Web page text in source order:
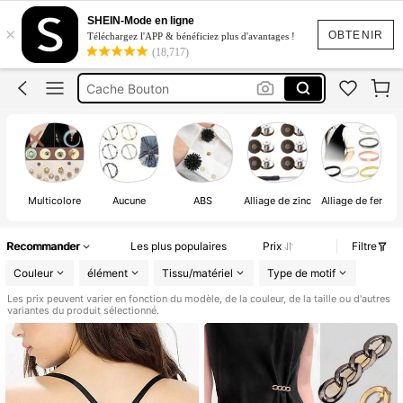
OBTENIR
×
SHEIN-Mode en ligne
Téléchargez l'APP & bénéficiez plus d'avantages !
(18,717)
Pins Vêtements
Bouton Chemise
Cache Bouton
Broches Pour Vêtements
Pins Vêtements
Multicolore Aucune ABS Alliage de zinc Alliage de fer
Recommander Les plus populaires Prix
Filtre
Couleur
élément Tissu/matériel Type de motif
Les prix peuvent varier en fonction du modèle, de la couleur, de la taille ou d'autres
variantes du produit sélectionné.